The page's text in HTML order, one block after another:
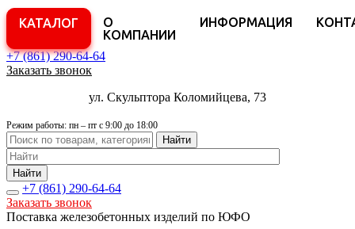
КАТАЛОГ
О
КОМПАНИИ
ИНФОРМАЦИЯ
+7 (861)290-64-64
Заказать звонок
ул. Скульптора Коломийцева, 73
Режим работы: пн – пт с 9:00 до 18:00
Найти
Найти
+7 (861) 290-64-64
Заказать звонок
Поставка железобетонных изделий по ЮФО